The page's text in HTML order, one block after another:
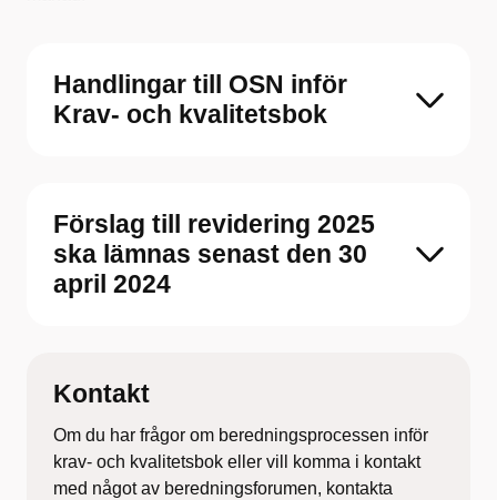
Handlingar till OSN inför
Krav- och kvalitetsbok
Förslag till revidering 2025
ska lämnas senast den 30
april 2024
Kontakt
Om du har frågor om beredningsprocessen inför
krav- och kvalitetsbok eller vill komma i kontakt
med något av beredningsforumen, kontakta